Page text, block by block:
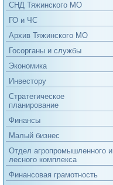
СНД Тяжинского МО
ГО и ЧС
Архив Тяжинского МО
Госорганы и службы
Экономика
Инвестору
Стратегическое
планирование
Финансы
Малый бизнес
Отдел агропромышленного и
лесного комплекса
Финансовая грамотность